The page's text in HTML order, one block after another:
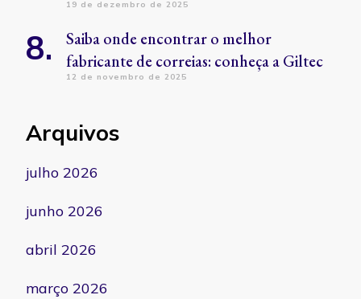
19 de dezembro de 2025
Saiba onde encontrar o melhor
fabricante de correias: conheça a Giltec
12 de novembro de 2025
Arquivos
julho 2026
junho 2026
abril 2026
março 2026